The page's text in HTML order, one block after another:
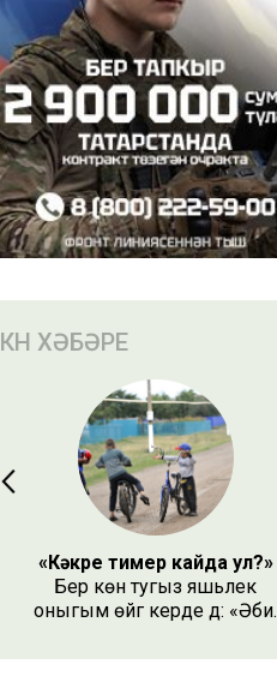
КӨН ХӘБӘРЕ
«Кәкре тимер кайда ул?»
Бер көн тугыз яшьлек
оныгым өйгә керде дә: «Әби,
ул?» – дип сорады.